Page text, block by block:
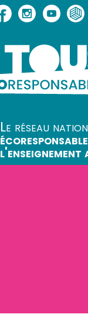
Le réseau